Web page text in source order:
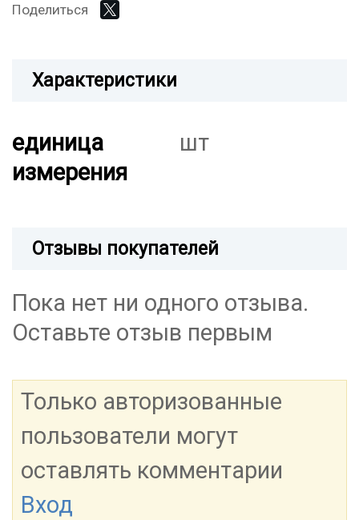
Поделиться
Характеристики
единица
измерения
шт
Отзывы покупателей
Пока нет ни одного отзыва.
Оставьте отзыв первым
Только авторизованные
пользователи могут
оставлять комментарии
Вход